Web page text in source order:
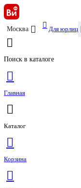
Москва Для юрлиц
Поиск в каталоге
Главная
Каталог
Корзина